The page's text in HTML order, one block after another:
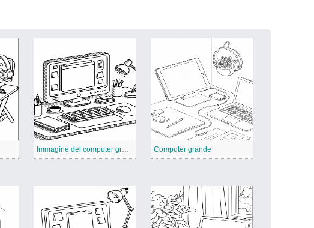
Immagine del computer gratuita Computer grande